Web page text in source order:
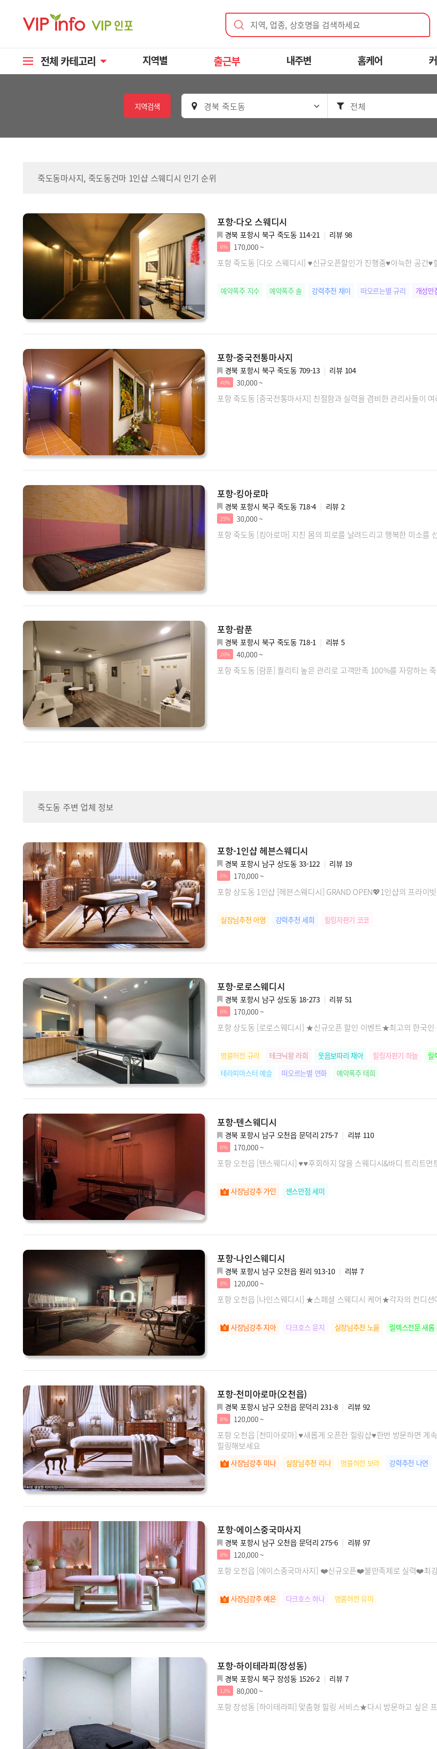
지역, 업종, 상호명을 검색하세요
전체 카테고리 지역별 출근부 내주변 홈케어
지역검색 경북 죽도동 전체
죽도동마사지, 죽도동건마 1인샵 스웨디시 인기 순위
포항-다오 스웨디시
경북 포항시 북구 죽도동 114-21 리뷰 98
6% 170,000 ~
포항 죽도동 [다오 스웨디시] ♥신규오픈할인가 진행중♥아늑한 공간♥
예약폭주 지수 예약폭주 솔 강력추천 채이 떠오르는별 규리 개성만
포항-중국전통마사지
경북 포항시 북구 죽도동 709-13 리뷰 104
40% 30,000 ~
포항 죽도동 [중국전통마사지] 친절함과 실력을 겸비한 관리사들이
포항-킹아로마
경북 포항시 북구 죽도동 718-4 리뷰 2
25% 30,000 ~
포항 죽도동 [킹아로마] 지친 몸의 피로를 날려드리고 행복한 미소를
포항-람푼
경북 포항시 북구 죽도동 718-1 리뷰 5
20% 40,000 ~
포항 죽도동 [람푼] 퀄리티 높은 관리로 고객만족 100%를 자랑하는
죽도동 주변 업체 정보
포항-1인샵 헤븐스웨디시
경북 포항시 남구 상도동 33-122 리뷰 19
6% 170,000 ~
포항 상도동 1인샵 [헤븐스웨디시] GRAND OPEN💖1인샵의 프라이
실장님추천 아영 강력추천 세희 힐링자판기 코코
포항-로로스웨디시
경북 포항시 남구 상도동 18-273 리뷰 51
6% 170,000 ~
포항 상도동 [로로스웨디시] ★신규오픈 할인 이벤트★최고의 한국
명불허전 규리 테크닉왕 라희 웃음보따리 채아 힐링자판기 하늘 릴
테라피마스터 예슬
떠오르는별 연화 예약폭주 태희
포항-텐스웨디시
경북 포항시 남구 오천읍 문덕리 275-7 리뷰 110
6% 170,000 ~
포항 오천읍 [텐스웨디시] ♥♥후회하지 않을 스웨디시&바디 트리트
사장님강추 가인 센스만점 세미
포항-나인스웨디시
경북 포항시 남구 오천읍 원리 913-10 리뷰 7
8% 120,000 ~
포항 오천읍 [나인스웨디시] ★스페셜 스웨디시 케어★각자의 컨디
사장님강추 지아 다크호스 윤지 실장님추천 노을 릴렉스전문 새롬
포항-천미아로마(오천읍)
경북 포항시 남구 오천읍 문덕리 231-8 리뷰 92
8% 120,000 ~
포항 오천읍 [천미아로마] ♥새롭게 오픈한 힐링샵♥한번 방문하면 계
힐링해보세요
사장님강추 미나 실장님추천 리나 명불허전 보라 강력추천 나연
포항-에이스중국마사지
경북 포항시 남구 오천읍 문덕리 275-6 리뷰 97
8% 120,000 ~
포항 오천읍 [에이스중국마사지] ❤️신규오픈❤️불만족제로 실력❤️최
사장님강추 예은 다크호스 하나 명불허전 유미
포항-하이테라피(장성동)
경북 포항시 북구 장성동 1526-2 리뷰 7
12% 80,000 ~
포항 장성동 [하이테라피] 맞춤형 힐링 서비스★다시 방문하고 싶은